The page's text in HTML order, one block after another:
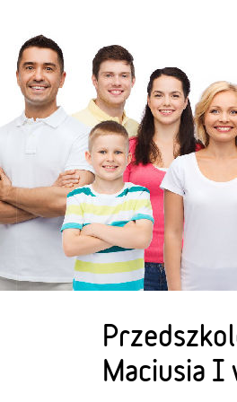
Maciusia I